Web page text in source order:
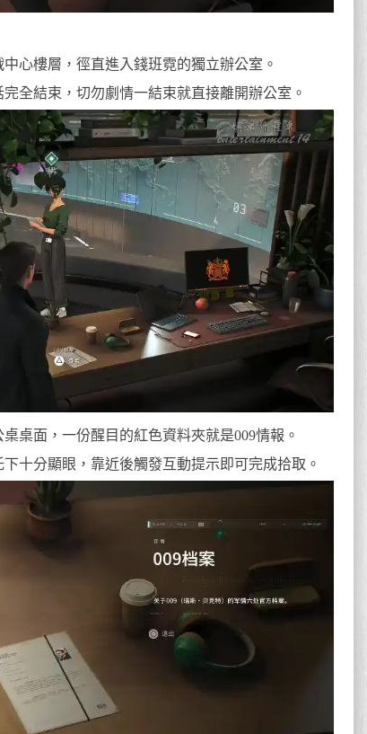
心樓層，徑直進入錢班霓的獨立辦公室。
全結束，切勿劇情一結束就直接離開辦公室。
桌面，一份醒目的紅色資料夾就是009情報。
十分顯眼，靠近後觸發互動提示即可完成拾取。